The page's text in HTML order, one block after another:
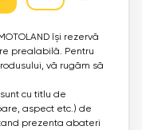
își rezervă
prealabilă. Pentru
vă rugăm să
cu titlu de
aspect etc.) de
prezenta abateri